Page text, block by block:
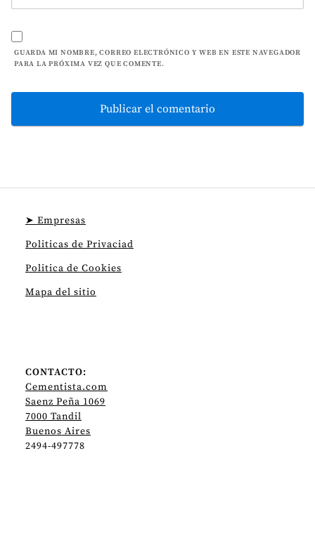
GUARDA MI NOMBRE, CORREO ELECTRÓNICO Y WEB EN ESTE NAVEGADOR
PARA LA PRÓXIMA VEZ QUE COMENTE.
➤ Empresas
Politicas de Privaciad
Politica de Cookies
Mapa del sitio
CONTACTO:
Cementista.com
Saenz Peña 1069
7000 Tandil
Buenos Aires
2494-497778